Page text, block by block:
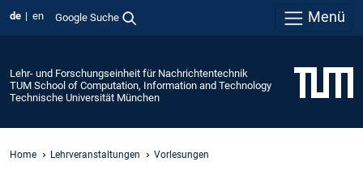
de en Google Suche Menü
Lehr- und Forschungseinheit für Nachrichtentechnik
TUM School of Computation, Information and Technology
Technische Universität München
Home Lehrveranstaltungen Vorlesungen